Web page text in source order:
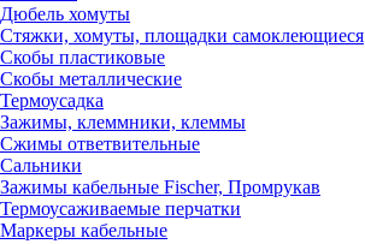
Дюбель хомуты
Стяжки, хомуты, площадки самоклеющиеся
Скобы пластиковые
Скобы металлические
Термоусадка
Зажимы, клеммники, клеммы
Сжимы ответвительные
Сальники
Зажимы кабельные Fischer, Промрукав
Термоусаживаемые перчатки
Маркеры кабельные